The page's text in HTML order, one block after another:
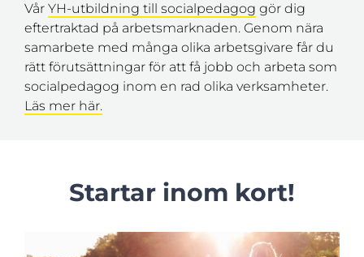
Vår YH-utbildning till socialpedagog gör dig
eftertraktad på arbetsmarknaden. Genom nära
samarbete med många olika arbetsgivare får du
rätt förutsättningar för att få jobb och arbeta som
socialpedagog inom en rad olika verksamheter.
Läs mer här.
Startar inom kort!